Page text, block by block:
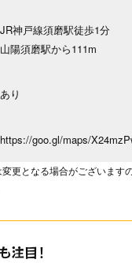
JR神戸線須磨駅徒歩1分
山陽須磨駅から111m
あり
https://goo.gl/maps/
更となる場合がございます
注目！